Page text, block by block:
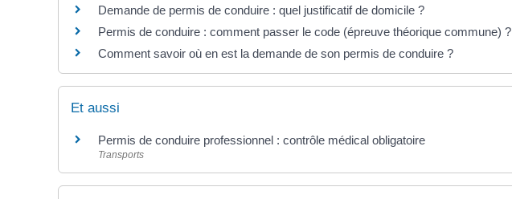
Demande de permis de conduire : quel justificatif de domicile ?
Permis de conduire : comment passer le code (épreuve théorique commune) ?
Comment savoir où en est la demande de son permis de conduire ?
Et aussi
Permis de conduire professionnel : contrôle médical obligatoire
Transports